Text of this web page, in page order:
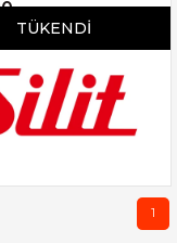
TÜKENDI
1